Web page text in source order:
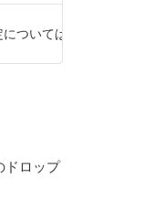
ついては、
ドロップ